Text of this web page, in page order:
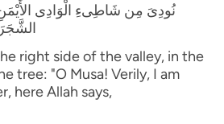
نُودِىَ مِن شَاطِىءِ الْوَادِى
right side of the valley, in the
tree: "O Musa! Verily, I am
here Allah says,